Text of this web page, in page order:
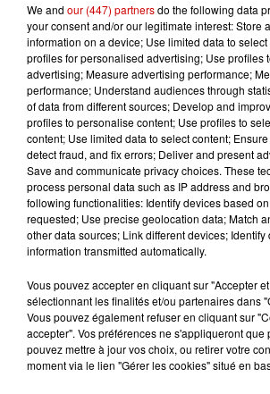
Le Duel -
pour l'un des
régions !
Destination
votre séjour en
de la...
Destination
vous !
We and our (447) partnersdo the following data
your consent and/or our legitimate interest: Store
information on a device; Use limited data to
profiles for personalised advertising; Use profiles
advertising; Measure advertising performance;
performance; Understand audiences through
of data from different sources; Develop and
profiles to personalise content; Use profiles to
content; Use limited data to select content;
detect fraud, and fix errors; Deliver and present
Save and communicate privacy choices. These
process personal data such as IP address and
following functionalities: Identify devices based
requested; Use precise geolocation data; Match
other data sources; Link different devices;
information transmitted automatically.
Vous pouvez accepter en cliquant sur "Accepter
sélectionnant les finalités et/ou partenaires dans
Vous pouvez également refuser en cliquant sur
accepter". Vos préférences ne s'appliqueront que
pouvez mettre à jour vos choix, ou retirer votre
moment via le lien "Gérer les cookies" situé en